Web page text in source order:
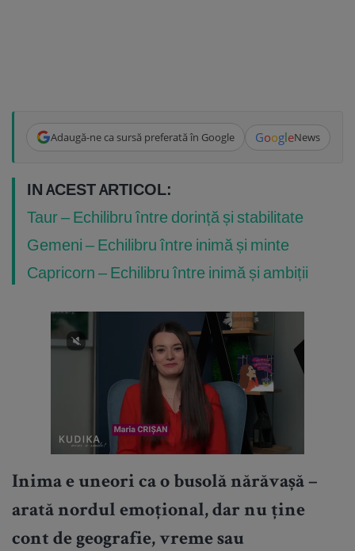
Adaugă-ne ca sursă preferată în Google GoogleNews
IN ACEST ARTICOL:
Taur – Echilibru între dorință și stabilitate
Gemeni – Echilibru între inimă și minte
Capricorn – Echilibru între inimă și ambiții
Inima e uneori ca o busolă nărăvașă –
arată nordul emoțional, dar nu ține
cont de geografie, vreme sau